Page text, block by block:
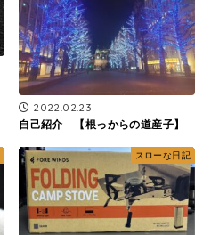
2022.02.23
自己紹介 【根っからの道産子】
スローな日記